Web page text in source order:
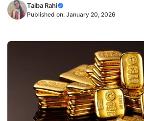
Taiba Rahi
Published on: January 20, 2026